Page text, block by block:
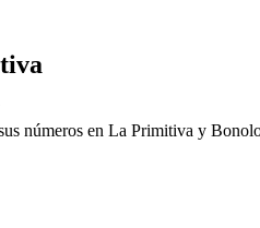
números en La Primitiva y